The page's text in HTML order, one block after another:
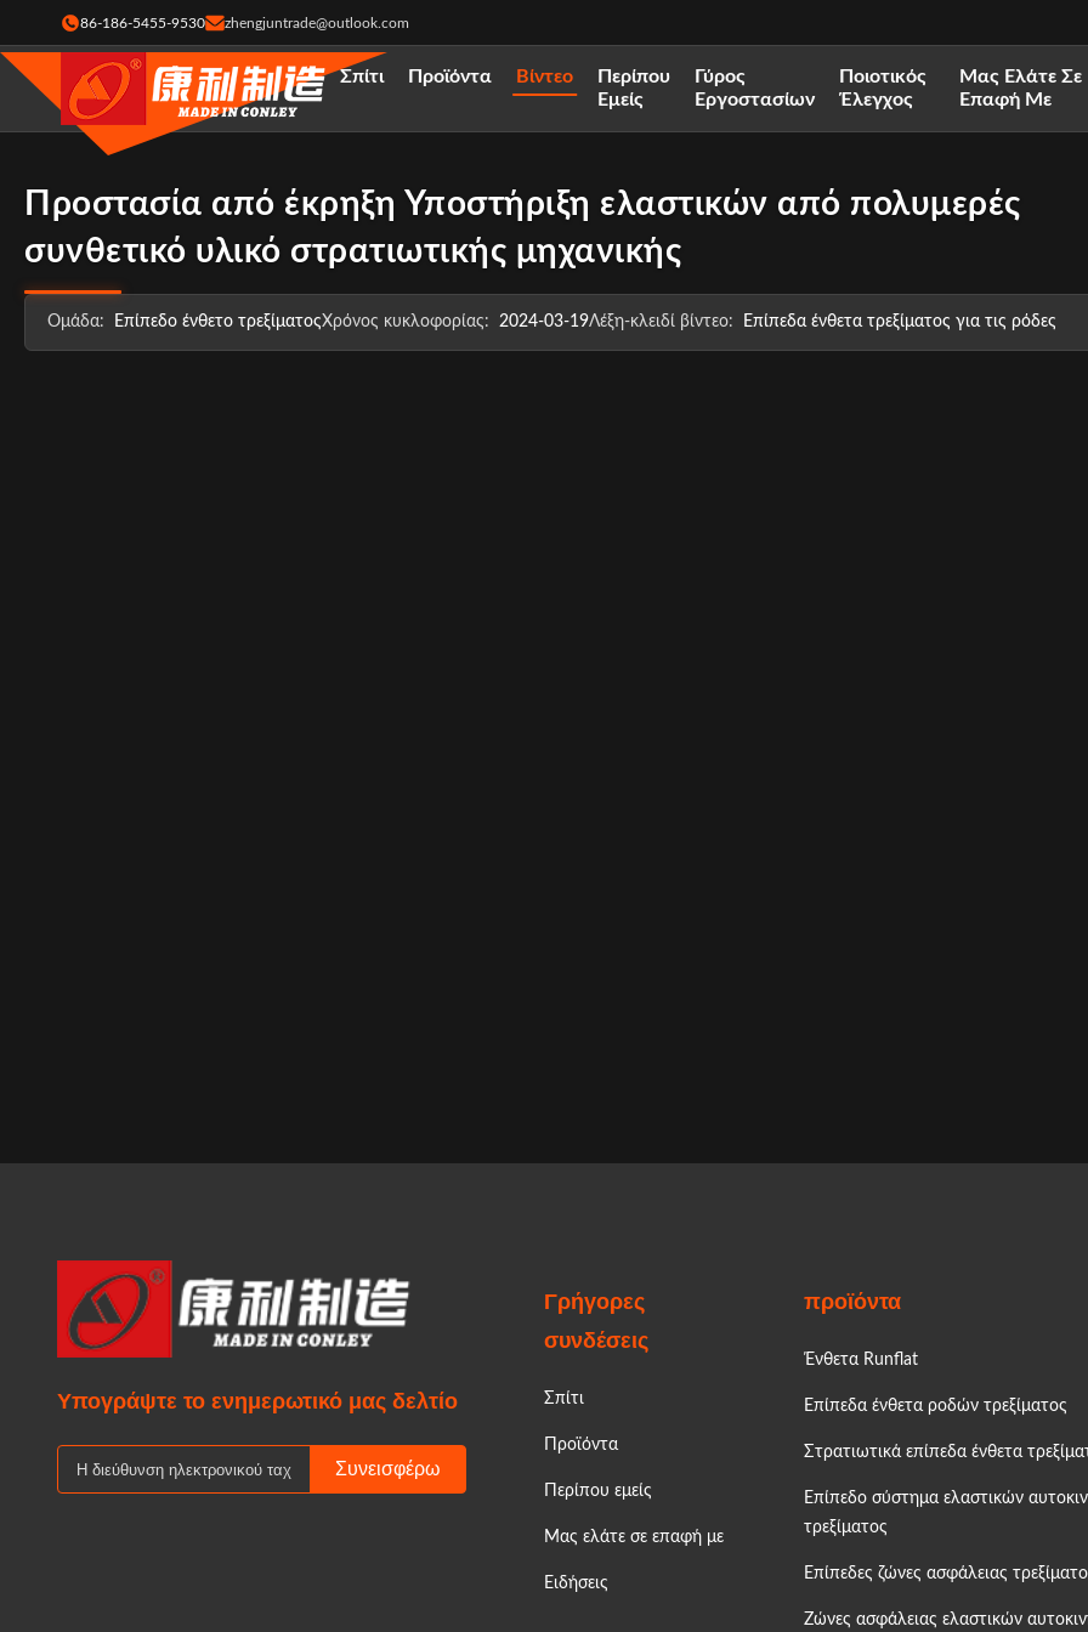
86-186-5455-9530 zhengjuntrade@outlook.com
Σπίτι Προϊόντα Βίντεο
Περίπου
Εμείς
Γύρος
Εργοστασίων
Ποιοτικός
Έλεγχος
Μας Ελάτε Σε
Επαφή Με
Προστασία από έκρηξη Υποστήριξη ελαστικών από πολυμερές
συνθετικό υλικό στρατιωτικής μηχανικής
Ομάδα: Επίπεδο ένθετο τρεξίματοςΧρόνος κυκλοφορίας: 2024-03-19Λέξη-κλειδί βίντεο: Επίπεδα ένθετα τρεξίματος για τις ρόδες
Υπογράψτε το ενημερωτικό μας δελτίο
Συνεισφέρω
Γρήγορες
συνδέσεις
Σπίτι
Προϊόντα
Περίπου εμείς
Μας ελάτε σε επαφή με
Ειδήσεις
προϊόντα
Ένθετα Runflat
Επίπεδα ένθετα ροδών τρεξίματος
Στρατιωτικά επίπεδα ένθετα
Επίπεδο σύστημα ελαστικών
τρεξίματος
Επίπεδες ζώνες ασφάλειας
Ζώνες ασφάλειας ελαστικών